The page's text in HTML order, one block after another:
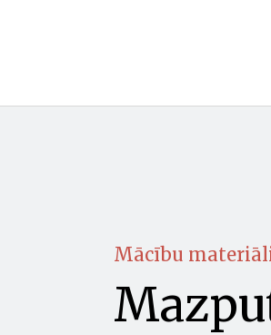
Mācību